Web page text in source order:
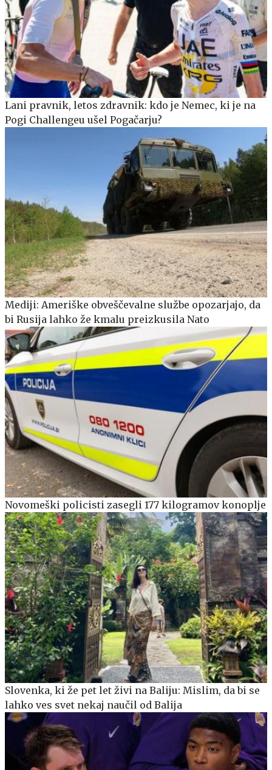
Lani pravnik, letos zdravnik: kdo je Nemec, ki je na
Pogi Challengeu ušel Pogačarju?
Mediji: Ameriške obveščevalne službe opozarjajo, da
bi Rusija lahko že kmalu preizkusila Nato
Novomeški policisti zasegli 177 kilogramov konoplje
Slovenka, ki že pet let živi na Baliju: Mislim, da bi se
lahko ves svet nekaj naučil od Balija